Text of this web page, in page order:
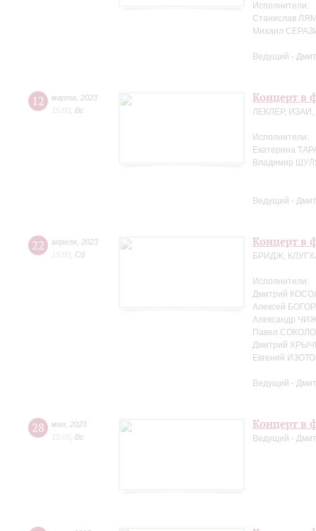
Исполнители:
Станислав
Михаил
Ведущий -
12 марта
2023
15:00 Вс
Концерт в
ЛЕКЛЕР,
Исполнители:
Екатерина
Владимир
Ведущий -
22 апреля 2023
15:00 Сб
Концерт в
БРИДЖ,
Исполнители:
Дмитрий
Алексей
Александр
Павел
Дмитрий
Евгений
Ведущий -
28 мая 2023
15:00 Вс
Концерт в
Ведущий -